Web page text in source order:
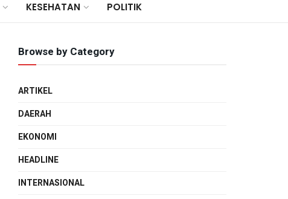
KESEHATAN POLITIK
Browse by Category
ARTIKEL
DAERAH
EKONOMI
HEADLINE
INTERNASIONAL